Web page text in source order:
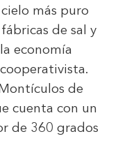
más puro
de sal y
economía
de
cuenta con un
de 360 grados